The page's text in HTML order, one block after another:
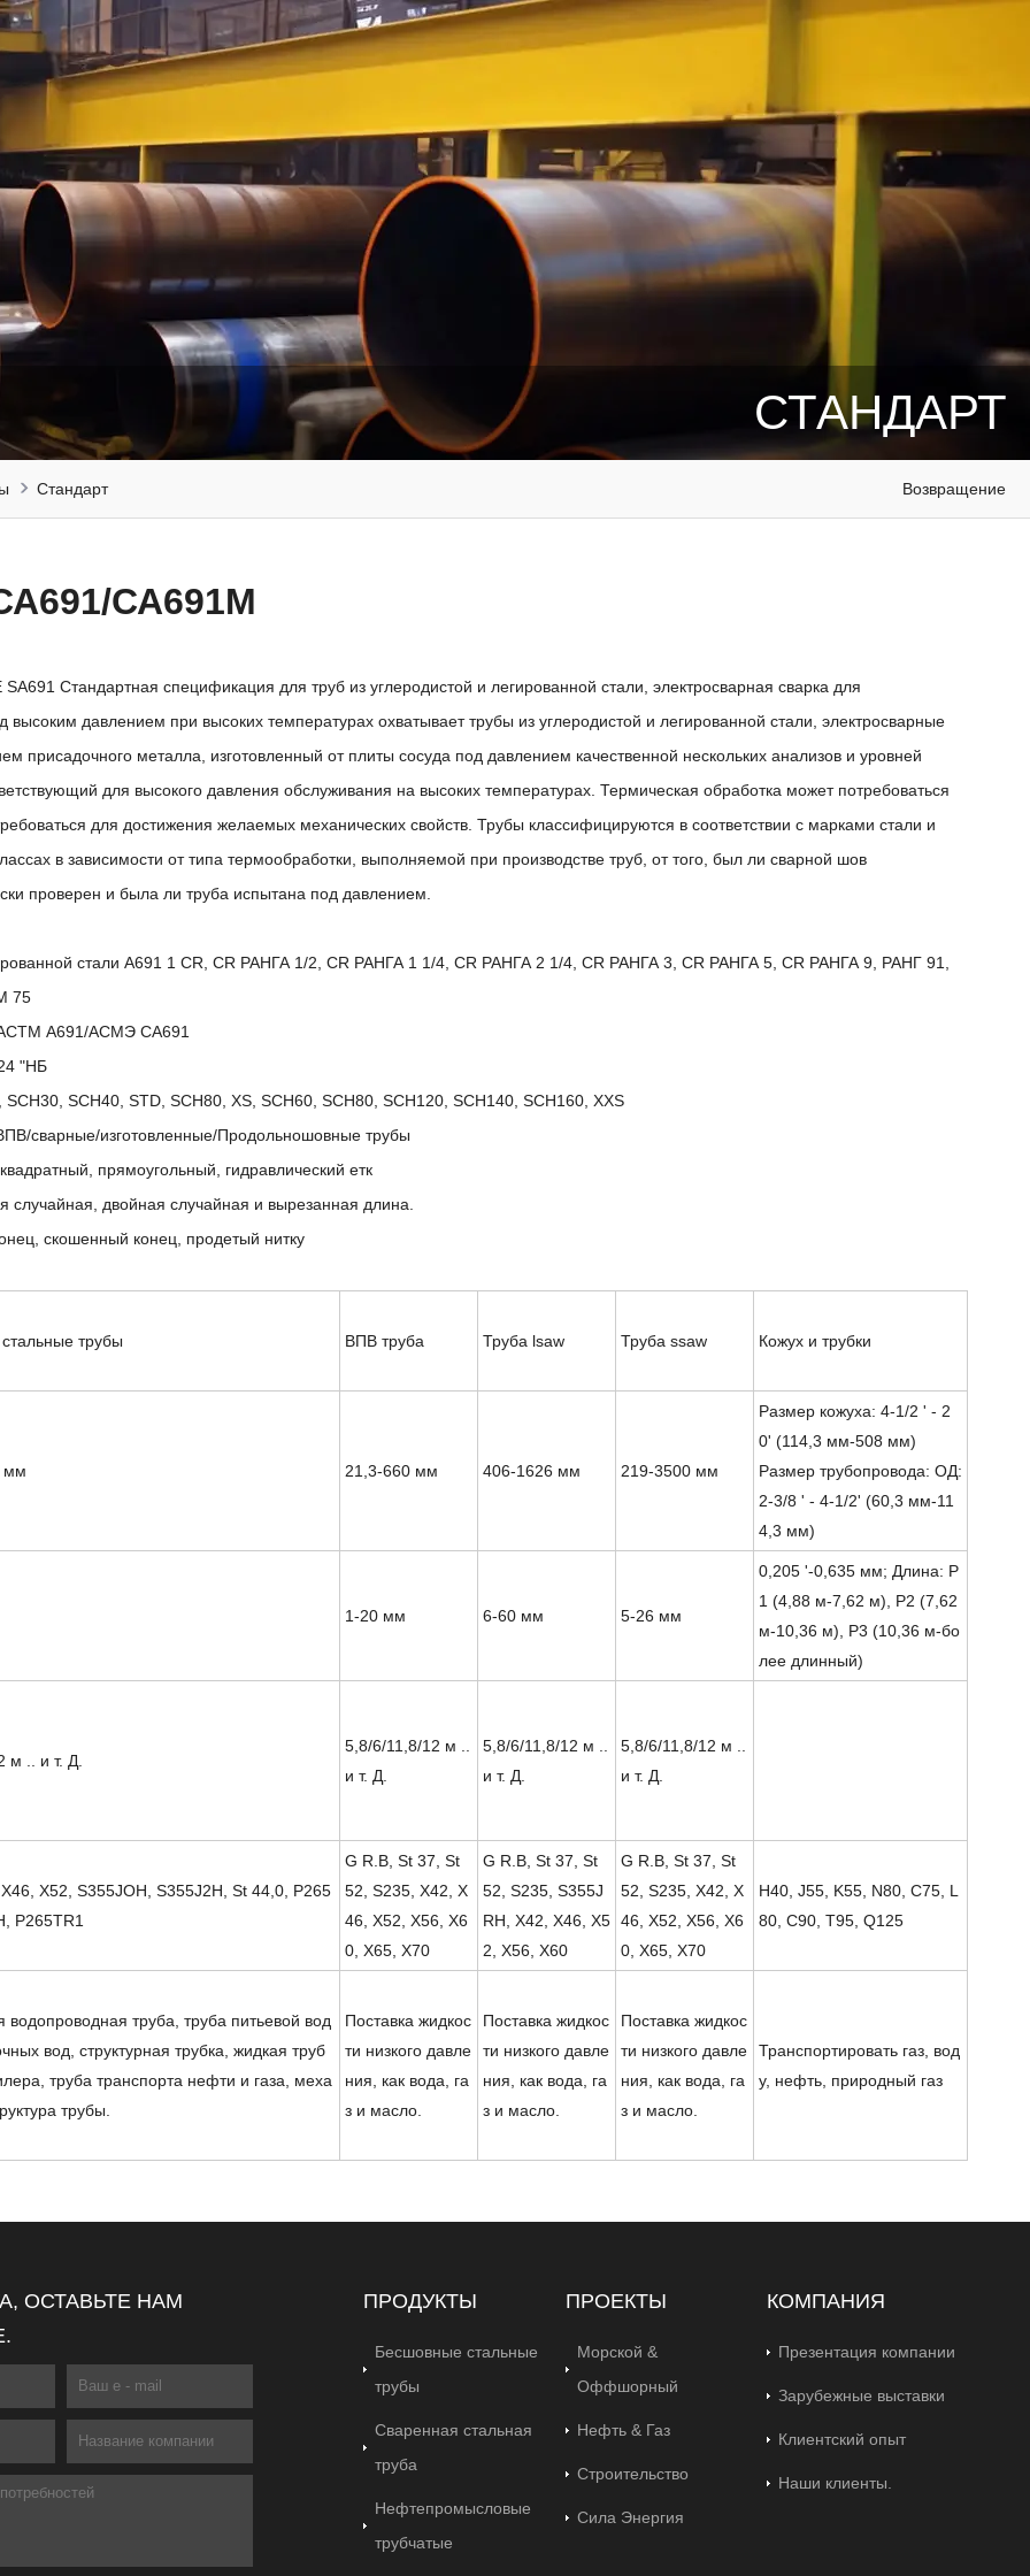
СТАНДАРТ
Возвращение
Стандарт
СА691М
SA691 Стандартная спецификация для труб из углеродистой и легированной стали, электросварная сварка для
высоким давлением при высоких температурах охватывает трубы из углеродистой и легированной стали, электросварные
присадочного металла, изготовленный от плиты сосуда под давлением качественной нескольких анализов и уровней
для высокого давления обслуживания на высоких температурах. Термическая обработка может потребоваться
для достижения желаемых механических свойств. Трубы классифицируются в соответствии с марками стали и
в зависимости от типа термообработки, выполняемой при производстве труб, от того, был ли сварной шов
проверен и была ли труба испытана под давлением.
стали A691 1 CR, CR РАНГА 1/2, CR РАНГА 1 1/4, CR РАНГА 2 1/4, CR РАНГА 3, CR РАНГА 5, CR РАНГА 9, РАНГ 91,
75
А691/АСМЭ СА691
"НБ
SCH30, SCH40, STD, SCH80, XS, SCH60, SCH80, SCH120, SCH140, SCH160, XXS
сварные/изготовленные/Продольношовные трубы
прямоугольный, гидравлический етк
случайная, двойная случайная и вырезанная длина.
скошенный конец, продетый нитку
трубы ВПВ труба Труба lsaw Труба ssaw Кожух и трубки
мм 21,3-660 мм 406-1626 мм 219-3500 мм
Размер кожуха: 4-1/2 ' - 2
0' (114,3 мм-508 мм)
Размер трубопровода: ОД:
2-3/8 ' - 4-1/2' (60,3 мм-11
4,3 мм)
1-20 мм 6-60 мм 5-26 мм
0,205 '-0,635 мм; Длина: Р
1 (4,88 м-7,62 м), Р2 (7,62
м-10,36 м), Р3 (10,36 м-бо
лее длинный)
м .. и т. Д.
5,8/6/11,8/12 м ..
и т. Д.
5,8/6/11,8/12 м ..
и т. Д.
5,8/6/11,8/12 м ..
и т. Д.
X52, S355JOH, S355J2H, St 44,0, P265
P265TR1
G R.B, St 37, St
52, S235, X42, X
46, X52, X56, X6
0, X65, X70
G R.B, St 37, St
52, S235, S355J
RH, X42, X46, X5
2, X56, X60
G R.B, St 37, St
52, S235, X42, X
46, X52, X56, X6
0, X65, X70
H40, J55, K55, N80, C75, L
80, C90, T95, Q125
труба, труба питьевой вод
вод, структурная трубка, жидкая труб
труба транспорта нефти и газа, меха
трубы.
Поставка жидкос
ти низкого давле
ния, как вода, га
з и масло.
Поставка жидкос
ти низкого давле
ния, как вода, га
з и масло.
Поставка жидкос
ти низкого давле
ния, как вода, га
з и масло.
Транспортировать газ, вод
у, нефть, природный газ
ОСТАВЬТЕ НАМ
ПРОДУКТЫ
Бесшовные стальные
трубы
Сваренная стальная
труба
Нефтепромысловые
трубчатые
ПРОЕКТЫ
Морской &
Оффшорный
Нефть & Газ
Строительство
Сила Энергия
КОМПАНИЯ
Презентация компании
Зарубежные выставки
Клиентский опыт
Наши клиенты.